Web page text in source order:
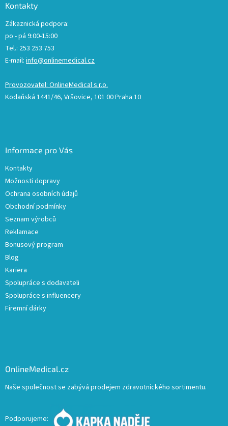
Kontakty
Zákaznická podpora:
po - pá 9:00-15:00
Tel.: 253 253 753
E-mail: info@onlinemedical.cz
Provozovatel: OnlineMedical s.r.o.
Kodaňská 1441/46, Vršovice, 101 00 Praha 10
Informace pro Vás
Kontakty
Možnosti dopravy
Ochrana osobních údajů
Obchodní podmínky
Seznam výrobců
Reklamace
Bonusový program
Blog
Kariera
Spolupráce s dodavateli
Spolupráce s influencery
Firemní dárky
OnlineMedical.cz
Naše společnost se zabývá prodejem zdravotnického sortimentu.
Podporujeme: